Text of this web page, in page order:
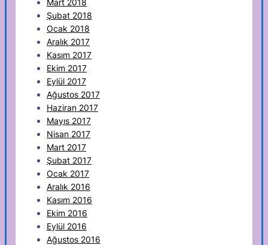
Mart 2018
Şubat 2018
Ocak 2018
Aralık 2017
Kasım 2017
Ekim 2017
Eylül 2017
Ağustos 2017
Haziran 2017
Mayıs 2017
Nisan 2017
Mart 2017
Şubat 2017
Ocak 2017
Aralık 2016
Kasım 2016
Ekim 2016
Eylül 2016
Ağustos 2016